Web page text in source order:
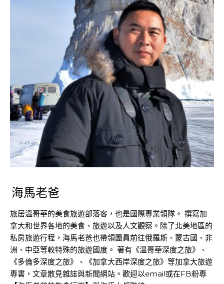
海馬老爸
旅居溫哥華的美食旅遊部落客，也是國際專業領隊。 撰寫加
拿大和世界各地的美食、旅遊以及人文觀察。除了北美地區的
私房旅遊行程，海馬老爸也帶領團員前往俄羅斯、蒙古國、非
洲、中亞等較特殊的旅遊國度。 著有《溫哥華深度之旅》、
《多倫多深度之旅》、《加拿大西岸深度之旅》等加拿大旅遊
專書，文章散見雜誌與新聞網站。歡迎以email或在FB粉專